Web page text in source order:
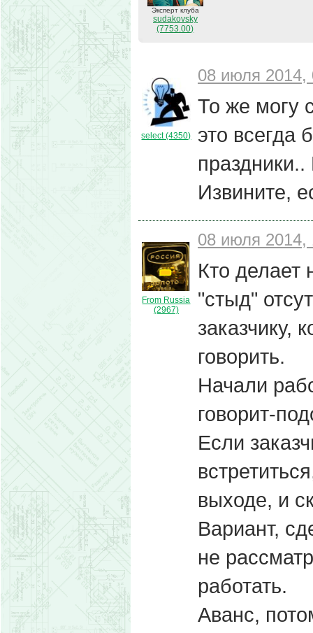
Эксперт клуба
sudakovsky
(7753.00)
select (4350)
08 июля 2014,
То же могу
это всегда
Извините,
From Russia
(2967)
08 июля 2014,
Кто делает
"стыд"
заказчику,
говорить.
Начали
говорит-
Если
выходе, и
Вариант,
не
работать.
Аванс,